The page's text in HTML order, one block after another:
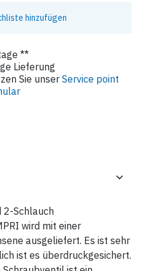
hinzufügen
**
Lieferung
Sie unser Service point
2-Schlauch
wird mit einer
ausgeliefert. Es ist sehr
ist es überdruckgesichert.